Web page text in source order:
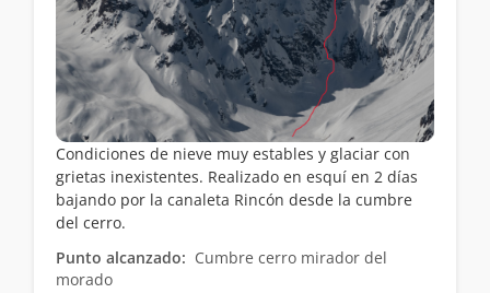
Condiciones de nieve muy estables y glaciar con
grietas inexistentes. Realizado en esquí en 2 días
bajando por la canaleta Rincón desde la cumbre
del cerro.
Punto alcanzado: Cumbre cerro mirador del
morado